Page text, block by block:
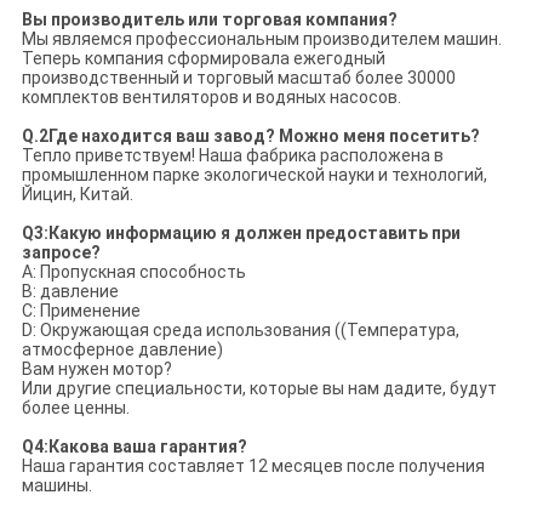
Вы производитель или торговая компания?
Мы являемся профессиональным производителем машин.
Теперь компания сформировала ежегодный
производственный и торговый масштаб более 30000
комплектов вентиляторов и водяных насосов.
Q.2Где находится ваш завод? Можно меня посетить?
Тепло приветствуем! Наша фабрика расположена в
промышленном парке экологической науки и технологий,
Йицин, Китай.
Q3:Какую информацию я должен предоставить при
запросе?
A: Пропускная способность
В: давление
C: Применение
D: Окружающая среда использования ((Температура,
атмосферное давление)
Вам нужен мотор?
Или другие специальности, которые вы нам дадите, будут
более ценны.
Q4:Какова ваша гарантия?
Наша гарантия составляет 12 месяцев после получения
машины.